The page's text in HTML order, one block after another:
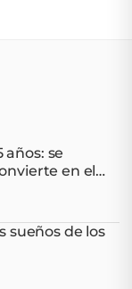
años: se
en el
de Expedia
sueños de los